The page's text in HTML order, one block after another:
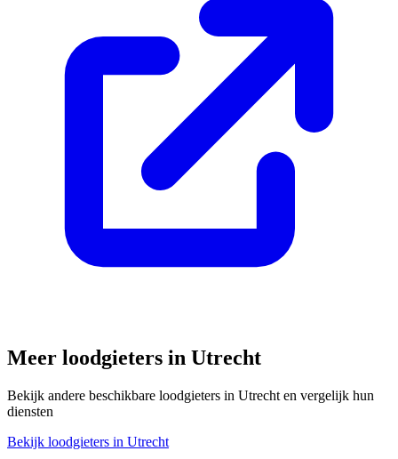
Meer loodgieters in Utrecht
Bekijk andere beschikbare loodgieters in Utrecht en vergelijk hun
diensten
Bekijk loodgieters in Utrecht